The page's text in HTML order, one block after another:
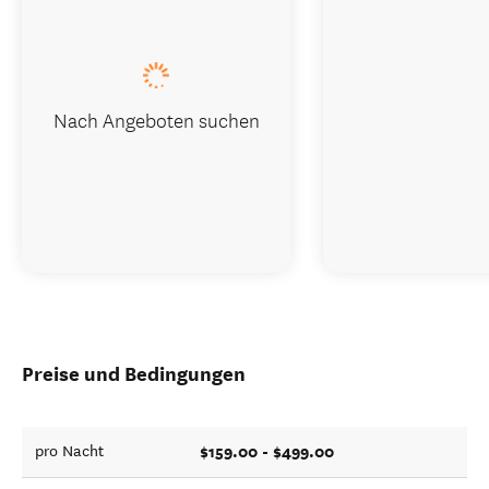
Preise und Bedingungen
pro Nacht $159.00 - $499.00
Nach Angeboten suchen